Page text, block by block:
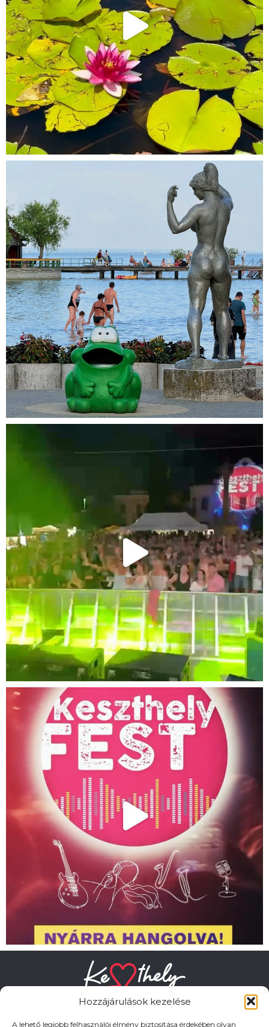
Hozzájárulások kezelése
A lehető legjobb felhasználói élmény biztosítása érdekében olyan